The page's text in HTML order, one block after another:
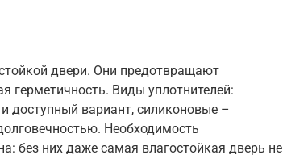
двери. Они предотвращают
герметичность. Виды уплотнителей:
доступный вариант, силиконовые –
Необходимость
без них даже самая влагостойкая дверь не